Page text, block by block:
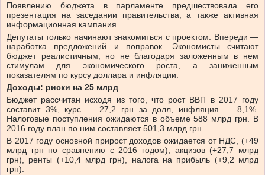
Появлению бюджета в парламенте предшествовала его
презентация на заседании правительства, а также активная
информационная кампания.
Депутаты только начинают знакомиться с проектом. Впереди —
наработка предложений и поправок. Экономисты считают
бюджет реалистичным, но не благодаря заложенным в нем
стимулам для экономического роста, а заниженным
показателям по курсу доллара и инфляции.
Доходы: риски на 25 млрд
Бюджет рассчитан исходя из того, что рост ВВП в 2017 году
составит 3%, курс — 27,2 грн за долл, инфляция — 8,1%.
Налоговые поступления ожидаются в объеме 588 млрд грн. В
2016 году план по ним составляет 501,3 млрд грн.
В 2017 году основной прирост доходов ожидается от НДС, (+49
млрд грн по сравнению с 2016 годом), акцизов (+27,7 млрд
грн), ренты (+10,4 млрд грн), налога на прибыль (+9,2 млрд
грн).